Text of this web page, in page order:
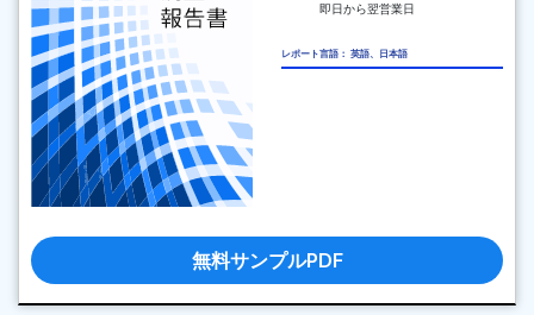
即日から翌営業日
レポート言語： 英語、日本語
無料サンプルPDF